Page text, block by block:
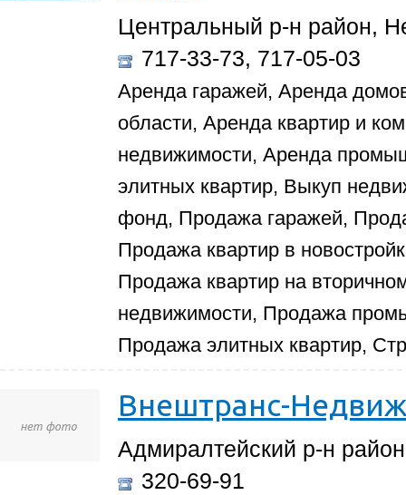
Центральный р-н район,
717-33-73, 717-05-03
Аренда гаражей, Аренда
области, Аренда квартир и
недвижимости, Аренда
элитных квартир, Выкуп
фонд, Продажа гаражей,
Продажа квартир в
Продажа квартир на
недвижимости, Продажа
Продажа элитных квартир,
Внештранс-
Адмиралтейский р-н
320-69-91